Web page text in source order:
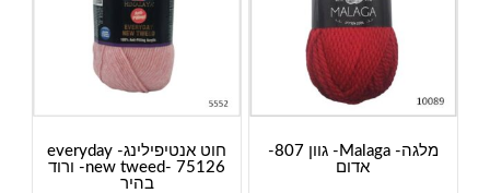
חוט אנטיפילינג- everyday
new tweed- 75126- ורוד
בהיר
מלגה- Malaga- גוון 807-
אדום